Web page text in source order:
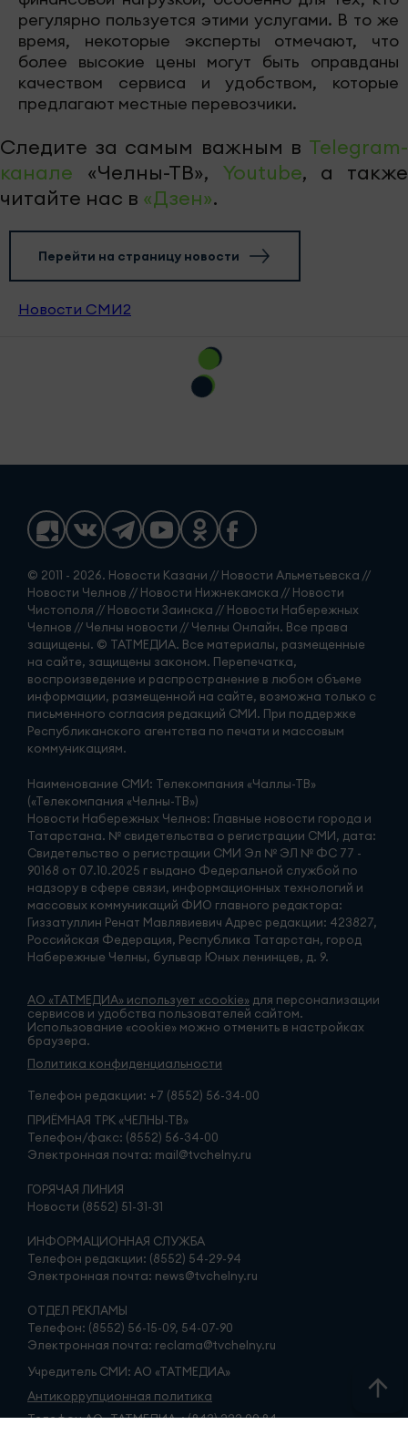
регулярно пользуется этими услугами. В то же
время, некоторые эксперты отмечают, что
более высокие цены могут быть оправданы
качеством сервиса и удобством, которые
предлагают местные перевозчики.
Следите за самым важным в Telegram-
канале «Челны-ТВ», Youtube, а также
читайте нас в «Дзен».
Перейти на страницу новости
Новости СМИ2
© 2011 - 2026. Новости Казани // Новости Альметьевска //
Новости Челнов // Новости Нижнекамска // Новости
Чистополя // Новости Заинска // Новости Набережных
Челнов // Челны новости // Челны Онлайн. Все права
защищены. © ТАТМЕДИА. Все материалы, размещенные
на сайте, защищены законом. Перепечатка,
воспроизведение и распространение в любом объеме
информации, размещенной на сайте, возможна только с
письменного согласия редакций СМИ. При поддержке
Республиканского агентства по печати и массовым
коммуникациям.
Наименование СМИ: Телекомпания «Чаллы-ТВ»
(«Телекомпания «Челны-ТВ»)
Новости Набережных Челнов: Главные новости города и
Татарстана. № свидетельства о регистрации СМИ, дата:
Свидетельство о регистрации СМИ Эл № ЭЛ № ФС 77 -
90168 от 07.10.2025 г выдано Федеральной службой по
надзору в сфере связи, информационных технологий и
массовых коммуникаций ФИО главного редактора:
Гиззатуллин Ренат Мавлявиевич Адрес редакции: 423827,
Российская Федерация, Республика Татарстан, город
Набережные Челны, бульвар Юных ленинцев, д. 9.
АО «ТАТМЕДИА» использует «cookie» для персонализации
сервисов и удобства пользователей сайтом.
Использование «cookie» можно отменить в настройках
браузера.
Политика конфиденциальности
Телефон редакции: +7 (8552) 56-34-00
ПРИЁМНАЯ ТРК «ЧЕЛНЫ-ТВ»
Телефон/факс: (8552) 56-34-00
Электронная почта: mail@tvchelny.ru
ГОРЯЧАЯ ЛИНИЯ
Новости (8552) 51-31-31
ИНФОРМАЦИОННАЯ СЛУЖБА
Телефон редакции: (8552) 54-29-94
Электронная почта: news@tvchelny.ru
ОТДЕЛ РЕКЛАМЫ
Телефон: (8552) 56-15-09, 54-07-90
Электронная почта: reclama@tvchelny.ru
Учредитель СМИ: АО «ТАТМЕДИА»
Антикоррупционная политика
Телефон АО «ТАТМЕДИА»: (843) 222 09 84